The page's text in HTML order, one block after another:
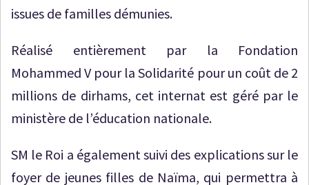
issues de familles démunies.
Réalisé entièrement par la Fondation
Mohammed V pour la Solidarité pour un coût de 2
millions de dirhams, cet internat est géré par le
ministère de l’éducation nationale.
SM le Roi a également suivi des explications sur le
foyer de jeunes filles de Naïma, qui permettra à